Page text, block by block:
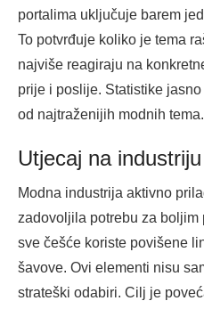
portalima uključuje barem
To potvrđuje koliko je tema
najviše reagiraju na
prije i poslije. Statistike
od najtraženijih modnih tema.
Utjecaj na industriju
Modna industrija aktivno
zadovoljila potrebu za boljim
sve češće koriste povišene
šavove. Ovi elementi nisu
strateški odabiri. Cilj je